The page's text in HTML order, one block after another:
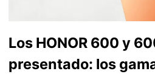
Los HONOR 600 y
presentado: los